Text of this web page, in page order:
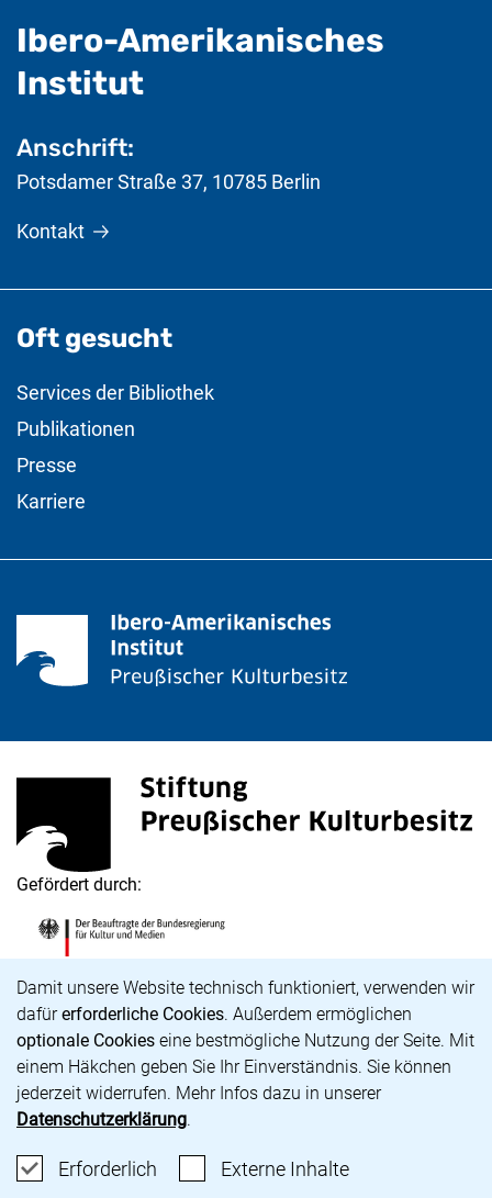
Damit unsere Website technisch funktioniert, verwenden wir
dafürerforderliche Cookies. Außerdem ermöglichen
optionale Cookies eine bestmögliche Nutzung der Seite. Mit
einem Häkchen geben Sie Ihr Einverständnis. Sie können
jederzeit widerrufen. Mehr Infos dazu in unserer
Datenschutzerklärung.
Erforderlich Erforderliche Cookies akzeptieren
Externe Inhalte: Externe
Ibero-Amerikanisches
Institut- nützliche
Anschrift:
Potsdamer Straße 37, 10785 Berlin
Kontakt
Oft gesucht
Services der Bibliothek
Publikationen
Presse
Karriere
Stiftung Preußischer Kulturbesitz
(externer Link, öffnet neues Fenster)
Gefördert durch:
Karriere
Barrierefreiheit
Impressum
Datenschutz
Cookie-Einstellungen
unsere Bluesky-Seite (externer Link, öffnet neues
unsere Instagram-Seite (externer Link, öffnet
unsere Facebook-Seite (externer Link, öffnet
unsere YouTube-Seite (externer Link,